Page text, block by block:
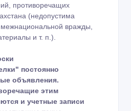
противоречащих
(недопустима
вражды,
и т. п.).
постоянно
объявления.
этим
и учетные записи